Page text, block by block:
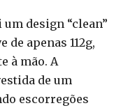
design “clean”
de apenas 112g,
à mão. A
de um
escorregões